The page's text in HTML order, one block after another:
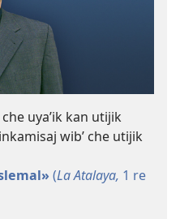
uyaʼik kan utijik
wibʼ che utijik
(La Atalaya, 1 re